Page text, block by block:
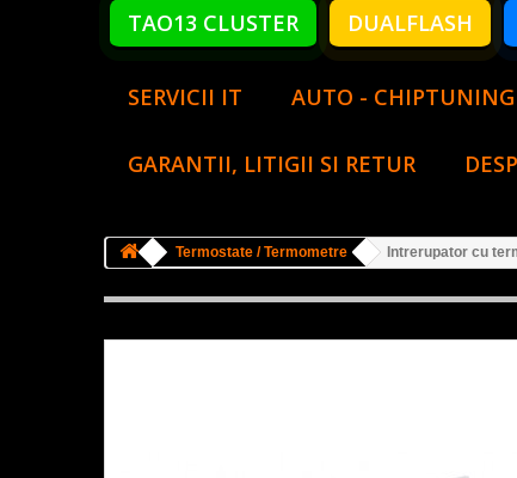
TAO13 CLUSTER DUALFLASH
SERVICII IT AUTO - CHIPTUNING
GARANTII, LITIGII SI RETUR
Termostate / Termometre Intrerupator cu